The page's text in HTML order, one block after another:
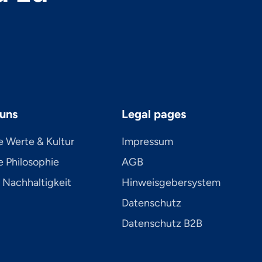
Werte & Kultur
Philosophie
Nachhaltigkeit
Legal pages
Impressum
AGB
Hinweisgebersystem
Datenschutz
Datenschutz B2B